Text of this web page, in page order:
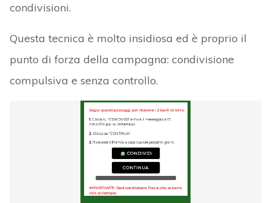
condivisioni.
Questa tecnica è molto insidiosa ed è proprio il
punto di forza della campagna: condivisione
compulsiva e senza controllo.